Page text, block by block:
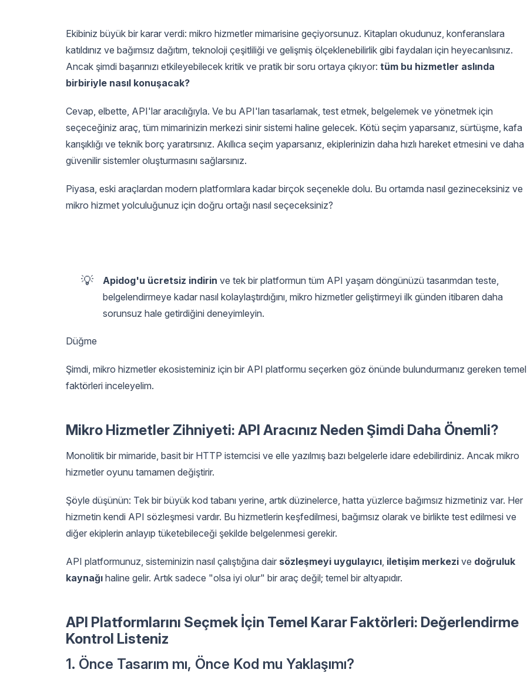
Ekibiniz büyük bir karar verdi: mikro hizmetler mimarisine geçiyorsunuz. Kitapları okudunuz, konferanslara
katıldınız ve bağımsız dağıtım, teknoloji çeşitliliği ve gelişmiş ölçeklenebilirlik gibi faydaları için heyecanlısınız.
Ancak şimdi başarınızı etkileyebilecek kritik ve pratik bir soru ortaya çıkıyor: tüm bu hizmetler aslında
birbiriyle nasıl konuşacak?
Cevap, elbette, API'lar aracılığıyla. Ve bu API'ları tasarlamak, test etmek, belgelemek ve yönetmek için
seçeceğiniz araç, tüm mimarinizin merkezi sinir sistemi haline gelecek. Kötü seçim yaparsanız, sürtüşme, kafa
karışıklığı ve teknik borç yaratırsınız. Akıllıca seçim yaparsanız, ekiplerinizin daha hızlı hareket etmesini ve daha
güvenilir sistemler oluşturmasını sağlarsınız.
Piyasa, eski araçlardan modern platformlara kadar birçok seçenekle dolu. Bu ortamda nasıl gezineceksiniz ve
mikro hizmet yolculuğunuz için doğru ortağı nasıl seçeceksiniz?
💡 Apidog'u ücretsiz indirin ve tek bir platformun tüm API yaşam döngünüzü tasarımdan teste,
belgelendirmeye kadar nasıl kolaylaştırdığını, mikro hizmetler geliştirmeyi ilk günden itibaren daha
sorunsuz hale getirdiğini deneyimleyin.
Düğme
Şimdi, mikro hizmetler ekosisteminiz için bir API platformu seçerken göz önünde bulundurmanız gereken temel
faktörleri inceleyelim.
Mikro Hizmetler Zihniyeti: API Aracınız Neden Şimdi Daha Önemli?
Monolitik bir mimaride, basit bir HTTP istemcisi ve elle yazılmış bazı belgelerle idare edebilirdiniz. Ancak mikro
hizmetler oyunu tamamen değiştirir.
Şöyle düşünün: Tek bir büyük kod tabanı yerine, artık düzinelerce, hatta yüzlerce bağımsız hizmetiniz var. Her
hizmetin kendi API sözleşmesi vardır. Bu hizmetlerin keşfedilmesi, bağımsız olarak ve birlikte test edilmesi ve
diğer ekiplerin anlayıp tüketebileceği şekilde belgelenmesi gerekir.
API platformunuz, sisteminizin nasıl çalıştığına dair sözleşmeyi uygulayıcı, iletişim merkezi ve doğruluk
kaynağı haline gelir. Artık sadece "olsa iyi olur" bir araç değil; temel bir altyapıdır.
API Platformlarını Seçmek İçin Temel Karar Faktörleri: Değerlendirme
Kontrol Listeniz
1. Önce Tasarım mı, Önce Kod mu Yaklaşımı?